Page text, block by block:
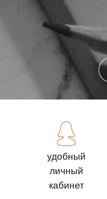
удобный
личный
кабинет